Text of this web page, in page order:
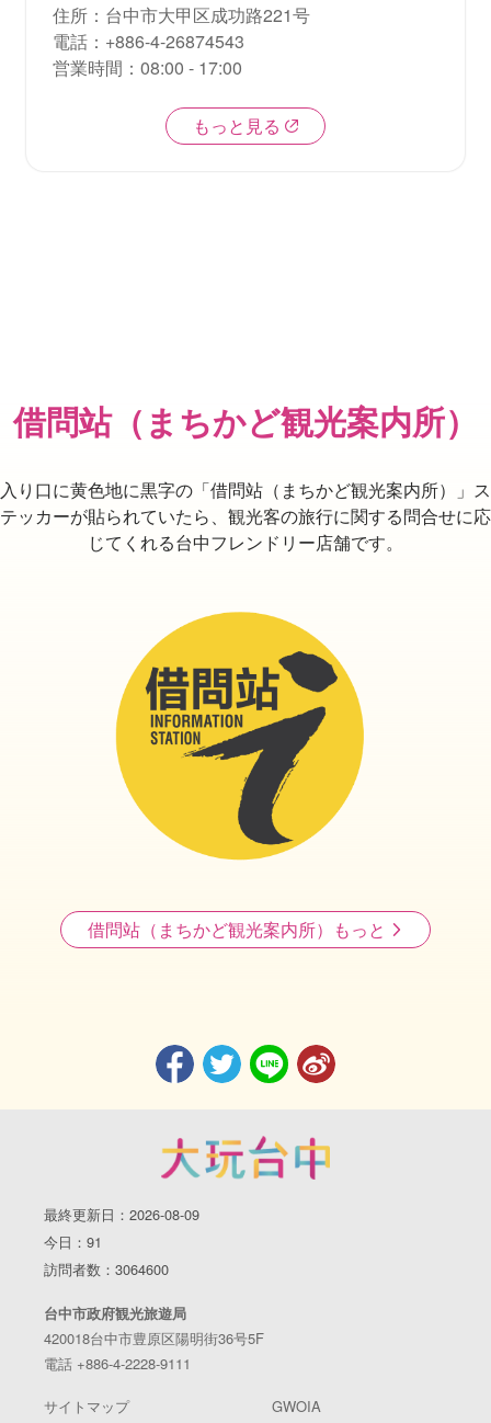
住所 ： 台中市大甲区成功路221号
電話 ： +886-4-26874543
営業時間 ： 08:00 - 17:00
もっと見る
借問站（まちかど観光案内所）
入り口に黄色地に黒字の「借問站（まちかど観光案内所）」ス
テッカーが貼られていたら、観光客の旅行に関する問合せに応
じてくれる台中フレンドリー店舗です。
借問站（まちかど観光案内所）もっと
最終更新日：2026-08-09
今日：91
訪問者数：3064600
台中市政府観光旅遊局
420018台中市豊原区陽明街36号5F
電話 +886-4-2228-9111
サイトマップ GWOIA